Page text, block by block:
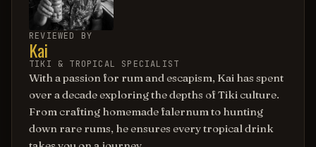
REVIEWED BY
Kai
TIKI & TROPICAL SPECIALIST
With a passion for rum and escapism, Kai has spent
over a decade exploring the depths of Tiki culture.
From crafting homemade falernum to hunting
down rare rums, he ensures every tropical drink